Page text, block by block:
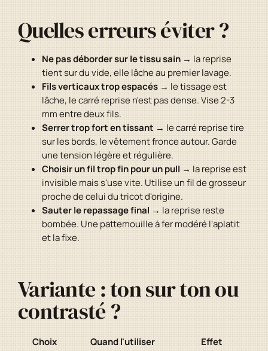
Quelles erreurs éviter ?
Ne pas déborder sur le tissu sain → la reprise
tient sur du vide, elle lâche au premier lavage.
Fils verticaux trop espacés → le tissage est
lâche, le carré reprise n'est pas dense. Vise 2-3
mm entre deux fils.
Serrer trop fort en tissant → le carré reprise tire
sur les bords, le vêtement fronce autour. Garde
une tension légère et régulière.
Choisir un fil trop fin pour un pull → la reprise est
invisible mais s'use vite. Utilise un fil de grosseur
proche de celui du tricot d'origine.
Sauter le repassage final → la reprise reste
bombée. Une pattemouille à fer modéré l'aplatit
et la fixe.
Variante : ton sur ton ou
contrasté ?
Choix Quand l'utiliser Effet